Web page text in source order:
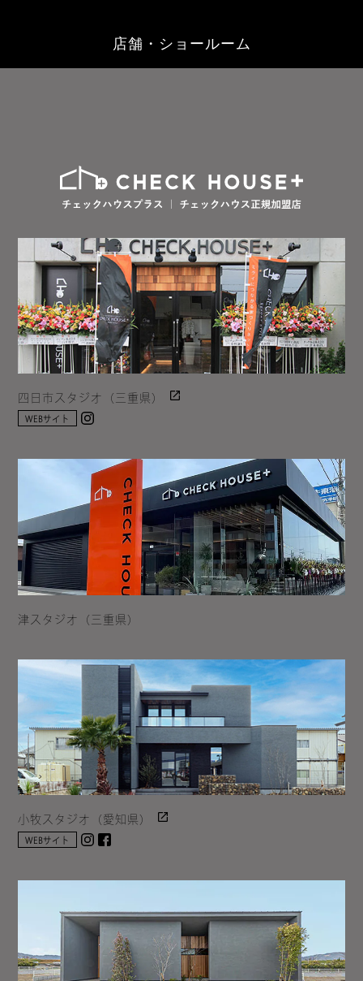
店舗・ショールーム
四日市スタジオ（三重県）
WEBサイト
津スタジオ（三重県）
小牧スタジオ（愛知県）
WEBサイト Instagram